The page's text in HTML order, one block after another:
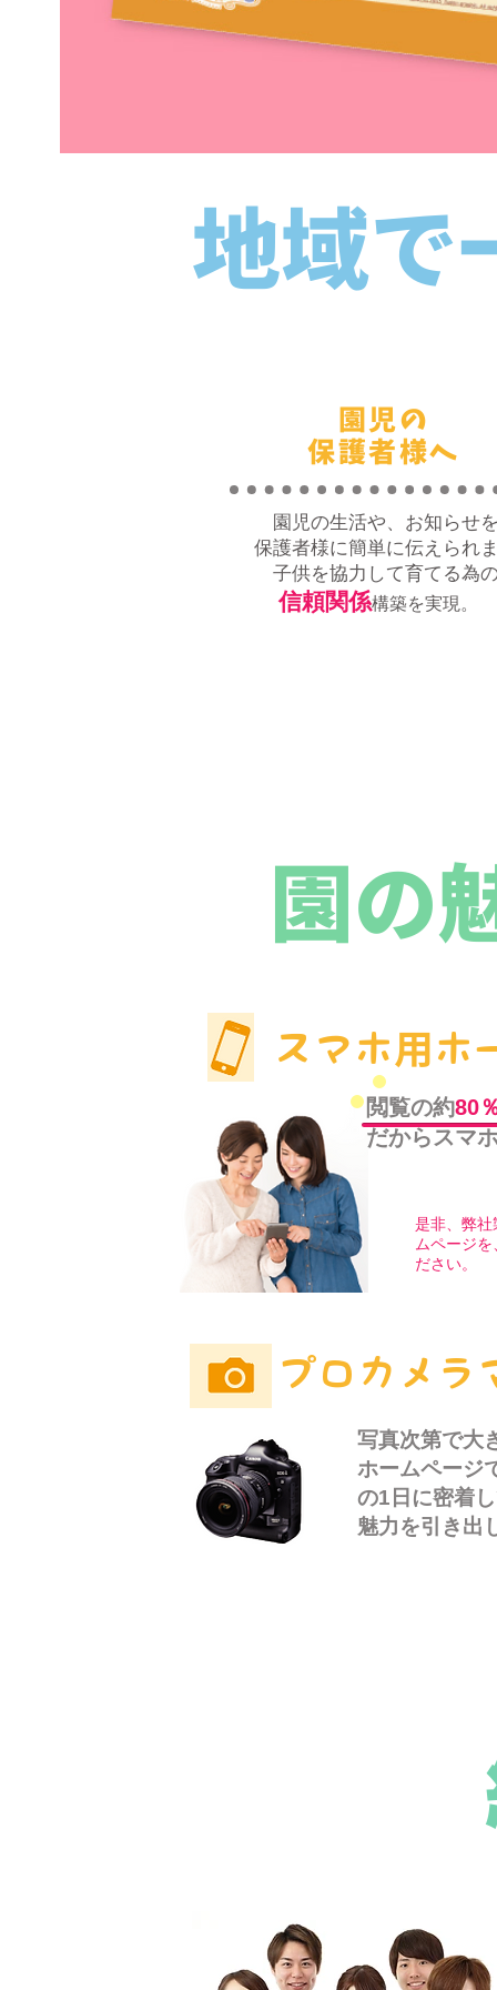
園児の
​保護者様へ
園児の生活や、お知らせ
保護者様に簡単に伝えられ
子供を協力して育てる為
信頼関係構築を実現。
地域で
園の
スマホ用ホ
是非、弊社
ムページ
ださい。
閲覧の約80
だからスマ
プロカメラ
写真次第で
ホームページ
の1日に密着
魅力を引き出